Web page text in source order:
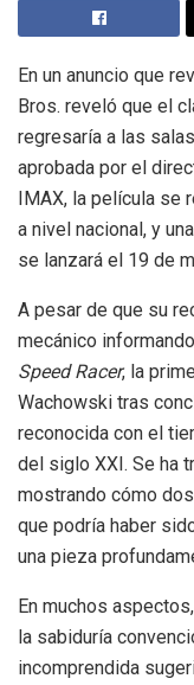
En un anuncio que
Bros. reveló que el
regresaría a las
aprobada por el
IMAX, la película
a nivel nacional, y
se lanzará el 19 de
A pesar de que su
mecánico
Speed Racer, la
Wachowski tras
reconocida con el
del siglo XXI. Se ha
mostrando cómo
que podría haber
una pieza
En muchos aspectos,
la sabiduría
incomprendida